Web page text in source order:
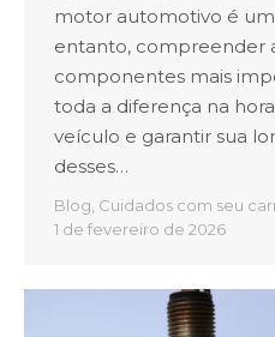
motor automotivo é
entanto, compreender
componentes mais
toda a diferença na
veículo e garantir sua
desses…
Blog Cuidados com seu
1 de fevereiro de 2026